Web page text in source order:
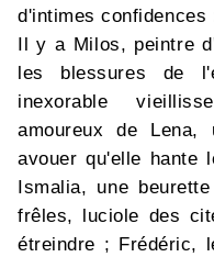
d'intimes confidences
Il y a Milos, peintre
les blessures de
inexorable
amoureux de Lena,
avouer qu'elle hante
Ismalia, une
frêles, luciole des
étreindre ; Frédéric,